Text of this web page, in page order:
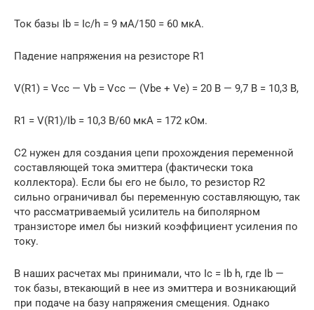
Ток базы Ib = Ic/h = 9 мА/150 = 60 мкА.
Падение напряжения на резисторе R1
V(R1) = Vcc — Vb = Vcc — (Vbe + Ve) = 20 В — 9,7 В = 10,3 В,
R1 = V(R1)/Ib = 10,3 В/60 мкА = 172 кОм.
С2 нужен для создания цепи прохождения переменной
составляющей тока эмиттера (фактически тока
коллектора). Если бы его не было, то резистор R2
сильно ограничивал бы переменную составляющую, так
что рассматриваемый усилитель на биполярном
транзисторе имел бы низкий коэффициент усиления по
току.
В наших расчетах мы принимали, что Ic = Ib h, где Ib —
ток базы, втекающий в нее из эмиттера и возникающий
при подаче на базу напряжения смещения. Однако